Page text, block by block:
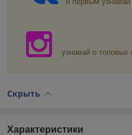
узнавай о топовых
Скрыть
Характеристики